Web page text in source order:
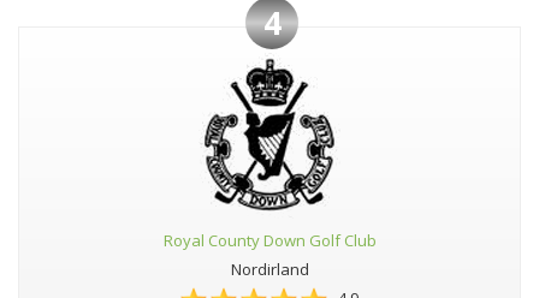
4
Royal County Down Golf Club
Nordirland